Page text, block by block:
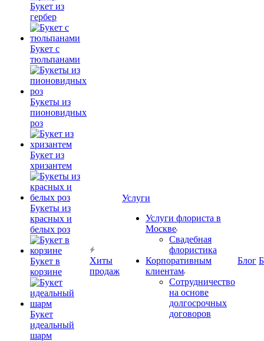
Букет из
гербер
Букет с
тюльпанами
Букеты из
пионовидных
роз
Букет из
хризантем
Букеты из
красных и
белых роз
Букет в
корзине
Букет
идеальный
шарм
Хиты
продаж
Услуги
Услуги флориста в
Москве
Свадебная
флористика
Корпоративным
клиентам
Сотрудничество
на основе
долгосрочных
договоров
Блог